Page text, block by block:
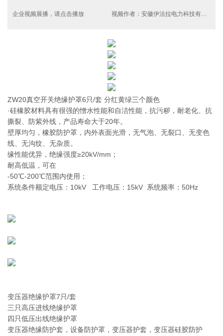
企业视频展播，请点击播放 视频作者：安徽伊法拉电力科技有限公司
ZW20真空开关绝缘护罩6只/套 分红黄绿三个颜色
·硅橡胶材料具有很强的憎水性能和自洁性能，抗污秽，耐老化、抗
撕裂、防紫外线，产品寿命大于20年。
壁厚均匀，橡胶防护罩，内外表面光滑，无气泡、无裂口、无变色
线、无沟纹、无杂质。
缘性能优异，绝缘强度≥20kV/mm；
耐高低温，可在
‐50℃-200℃范围内使用；
系统条件额定电压：10kV 工作电压：15kV 系统频率：50Hz
变压器绝缘护罩7只/套
三只高压进线绝缘护罩
四只低压出线绝缘护罩
变压器绝缘防护套，设备防护罩，变压器护套，变压器硅胶防护